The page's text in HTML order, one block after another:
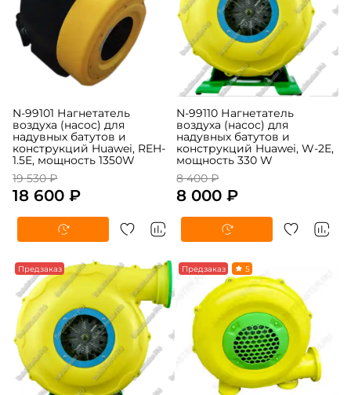
N-99101 Нагнетатель
воздуха (насос) для
надувных батутов и
конструкций Huawei, REH-
1.5E, мощность 1350W
19 530 ₽
18 600 ₽
N-99110 Нагнетатель
воздуха (насос) для
надувных батутов и
конструкций Huawei, W-2E,
мощность 330 W
8 400 ₽
8 000 ₽
-5% Предзаказ -5% Предзаказ